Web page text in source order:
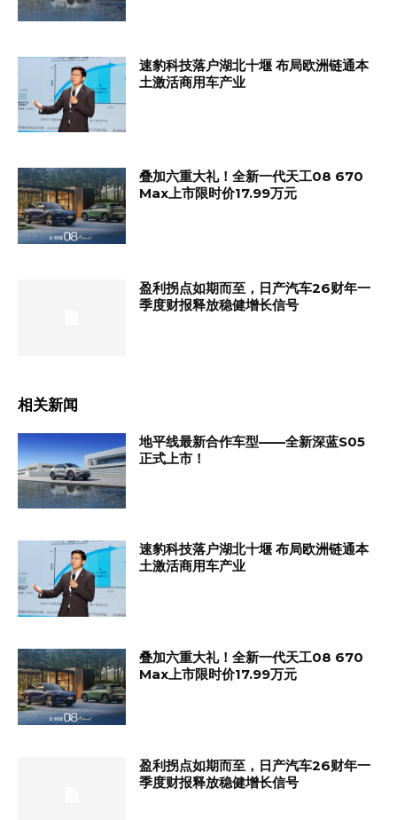
速豹科技落户湖北十堰 布局欧洲链通本
土激活商用车产业
叠加六重大礼！全新一代天工08 670
Max上市限时价17.99万元
盈利拐点如期而至，日产汽车26财年一
季度财报释放稳健增长信号
相关新闻
地平线最新合作车型——全新深蓝S05
正式上市！
速豹科技落户湖北十堰 布局欧洲链通本
土激活商用车产业
叠加六重大礼！全新一代天工08 670
Max上市限时价17.99万元
盈利拐点如期而至，日产汽车26财年一
季度财报释放稳健增长信号